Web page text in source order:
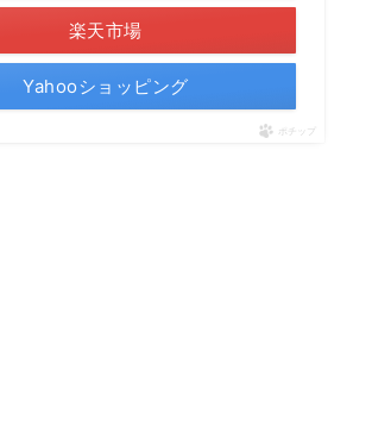
楽天市場
Yahooショッピング
ポチップ